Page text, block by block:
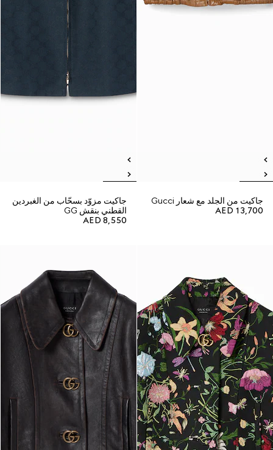
جاكيت من الجلد مع شعار Gucci
AED 13,700
جاكيت مزوّد بسحّاب من الغبردين
القطني بنقش GG
AED 8,550